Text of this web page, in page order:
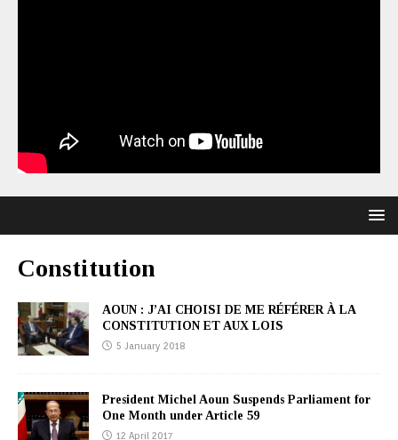
Constitution
AOUN : J’AI CHOISI DE ME RÉFÉRER À LA
CONSTITUTION ET AUX LOIS
5 January 2018
President Michel Aoun Suspends Parliament for
One Month under Article 59
12 April 2017